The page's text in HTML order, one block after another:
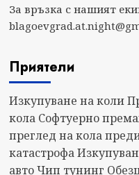
За връзка с нашият
Приятели
Изкупуване на коли
кола Софтуерно
преглед на кола
катастрофа
авто Чип тунинг